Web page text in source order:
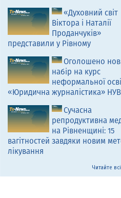
«Духовний світ
Віктора і Наталії
Проданчуків»
представили у Рівному
Оголошено
набір на курс
неформальної
«Юридична журналістика»
Сучасна
репродуктивна
на Рівненщині: 15
вагітностей завдяки новим
лікування
Читайте